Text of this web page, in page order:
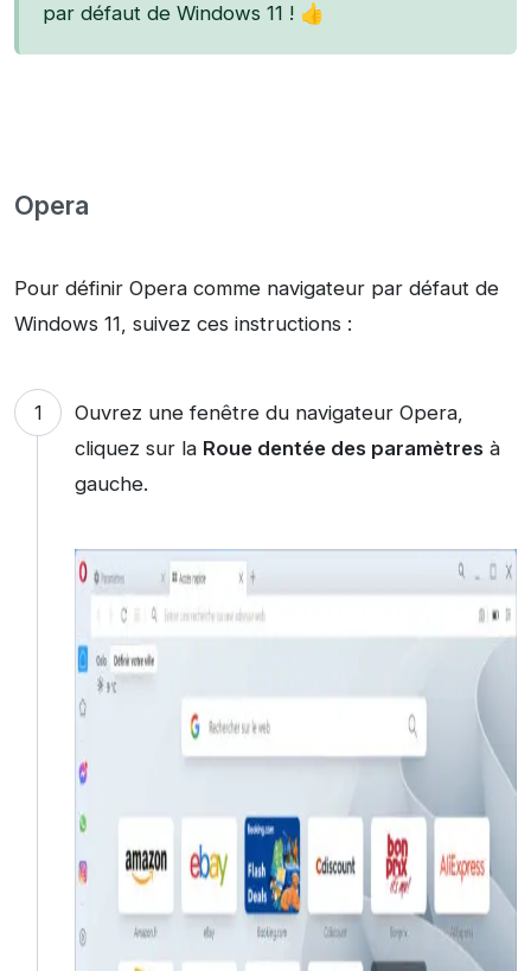
par défaut de Windows 11 ! 👍
Opera
Pour définir Opera comme navigateur par défaut de
Windows 11, suivez ces instructions :
Ouvrez une fenêtre du navigateur Opera,
cliquez sur la Roue dentée des paramètresà
gauche.